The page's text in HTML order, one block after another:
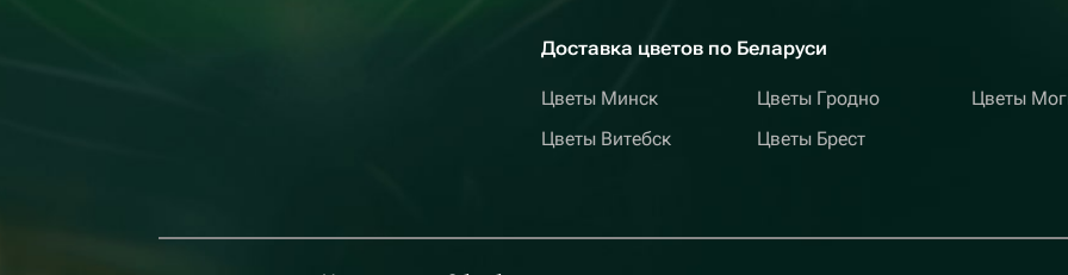
Доставка цветов по Беларуси
Цветы Минск
Цветы Витебск
Цветы Гродно
Цветы Брест
Цветы